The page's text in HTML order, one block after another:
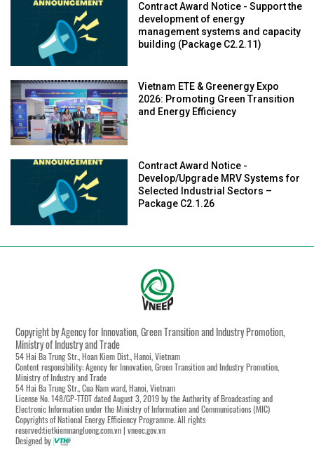
Contract Award Notice - Support the
development of energy
management systems and capacity
building (Package C2.2.11)
Vietnam ETE & Greenergy Expo
2026: Promoting Green Transition
and Energy Efficiency
Contract Award Notice -
Develop/Upgrade MRV Systems for
Selected Industrial Sectors –
Package C2.1.26
Copyright by Agency for Innovation, Green Transition and Industry Promotion,
Ministry of Industry and Trade
54 Hai Ba Trung Str., Hoan Kiem Dist., Hanoi, Vietnam
Content responsibility: Agency for Innovation, Green Transition and Industry Promotion,
Ministry of Industry and Trade
54 Hai Ba Trung Str., Cua Nam ward, Hanoi, Vietnam
License No. 148/GP-TTĐT dated August 3, 2019 by the Authority of Broadcasting and
Electronic Information under the Ministry of Information and Communications (MIC)
Copyrights of National Energy Efficiency Programme. All rights
reserved:tietkiemnangluong.com.vn | vneec.gov.vn
Designed by